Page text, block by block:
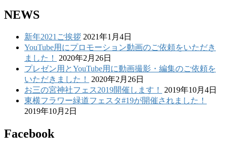
NEWS
新年2021ご挨拶 2021年1月4日
YouTube用にプロモーション動画のご依頼をいただき
ました！
2020年2月26日
プレゼン用とYouTube用に動画撮影・編集のご依頼を
いただきました！
2020年2月26日
お三の宮神社フェス2019開催します！
2019年10月4日
東横フラワー緑道フェスタ#19が開催されました！
2019年10月2日
Facebook